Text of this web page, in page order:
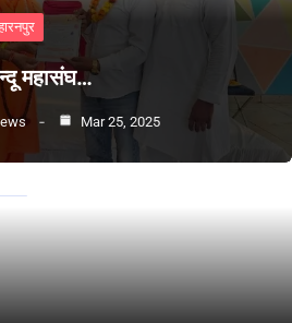
महासंघ…
Mar 25, 2025